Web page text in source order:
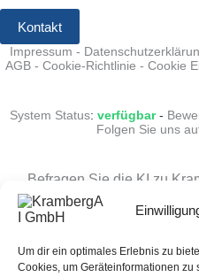
Um dir ein optimales Erlebnis zu
Cookies, um Geräteinformationen
Kontakt
Impressum -
AGB- Cookie-Richtlinie - Cookie
System Status:verfügbar-
Folgen Sie uns
Befragen Sie die KI zu
Perplexity